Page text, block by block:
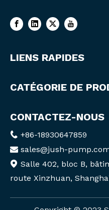
LIENS RAPIDES
CATÉGORIE DE
CONTACTEZ-NOUS
 +86-18930647859
 sales@jush-
 Salle 402, bloc B,
route Xinzhuan,